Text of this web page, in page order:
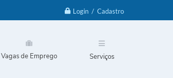
Login / Cadastro
Vagas de Emprego Serviços